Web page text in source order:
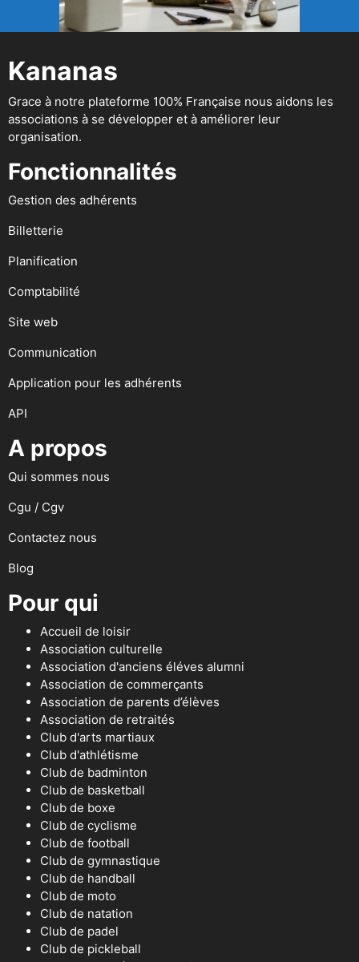
Kananas
Grace à notre plateforme 100% Française nous aidons les
associations à se développer et à améliorer leur
organisation.
Fonctionnalités
Gestion des adhérents
Billetterie
Planification
Comptabilité
Site web
Communication
Application pour les adhérents
API
A propos
Qui sommes nous
Cgu / Cgv
Contactez nous
Blog
Pour qui
Accueil de loisir
Association culturelle
Association d'anciens éléves alumni
Association de commerçants
Association de parents d’élèves
Association de retraités
Club d'arts martiaux
Club d'athlétisme
Club de badminton
Club de basketball
Club de boxe
Club de cyclisme
Club de football
Club de gymnastique
Club de handball
Club de moto
Club de natation
Club de padel
Club de pickleball